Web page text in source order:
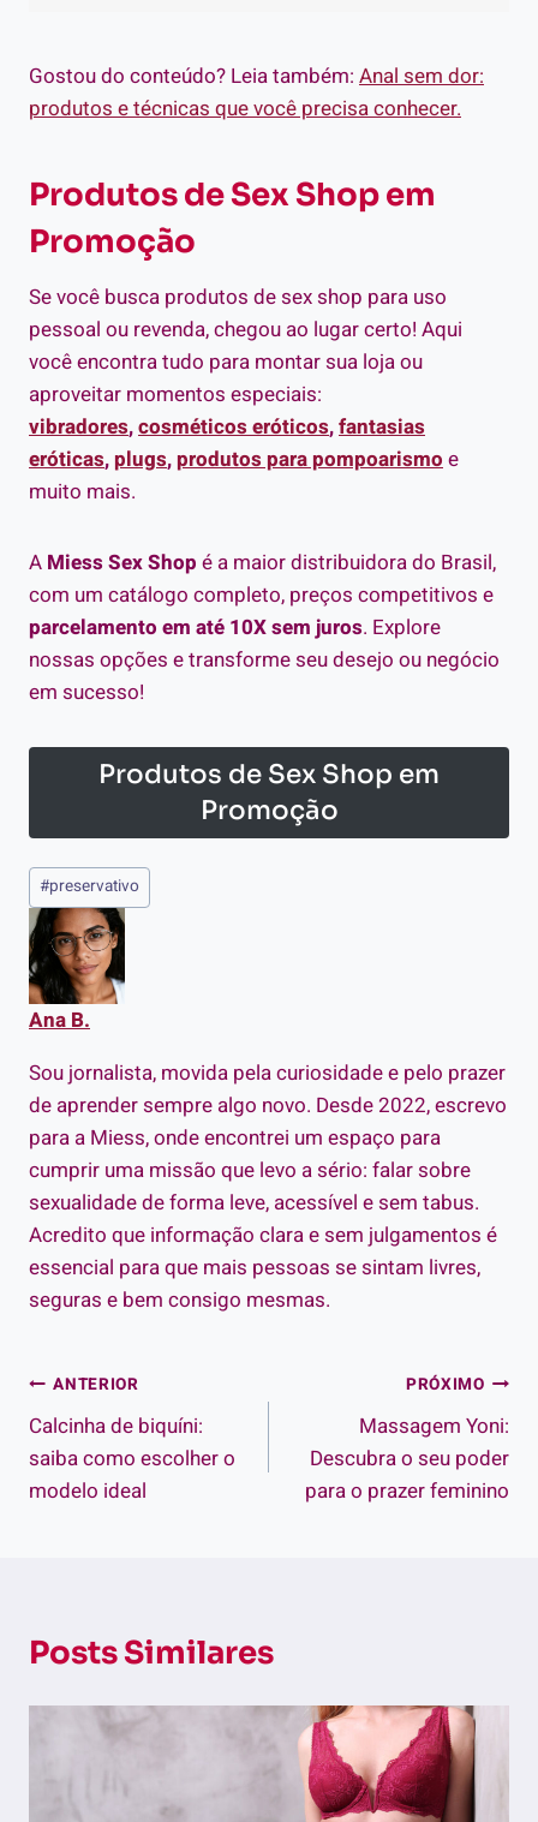
Gostou do conteúdo? Leia também: Anal sem dor:
produtos e técnicas que você precisa conhecer.
Produtos de Sex Shop em
Promoção
Se você busca produtos de sex shop para uso
pessoal ou revenda, chegou ao lugar certo! Aqui
você encontra tudo para montar sua loja ou
aproveitar momentos especiais:
vibradores,cosméticos eróticos,fantasias
eróticas,plugs,produtos para pompoarismoe
muito mais.
A Miess Sex Shop é a maior distribuidora do Brasil,
com um catálogo completo, preços competitivos e
parcelamento em até 10X sem juros. Explore
nossas opções e transforme seu desejo ou negócio
em sucesso!
Produtos de Sex Shop em
Promoção
Tags
do
Post:
#preservativo
Ana B.
Sou jornalista, movida pela curiosidade e pelo prazer
de aprender sempre algo novo. Desde 2022, escrevo
para a Miess, onde encontrei um espaço para
cumprir uma missão que levo a sério: falar sobre
sexualidade de forma leve, acessível e sem tabus.
Acredito que informação clara e sem julgamentos é
essencial para que mais pessoas se sintam livres,
seguras e bem consigo mesmas.
Navegação
de
Post
ANTERIOR
Calcinha de biquíni:
saiba como escolher o
modelo ideal
PRÓXIMO
Massagem Yoni:
Descubra o seu poder
para o prazer feminino
Posts Similares